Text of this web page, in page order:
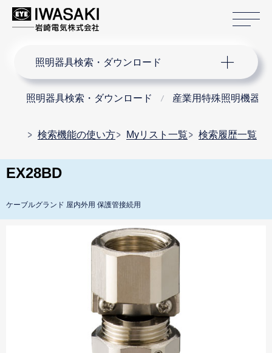
照明器具検索・ダウンロード
照明器具検索・ダウンロード 産業用特殊照明機器
検索機能の使い方 Myリスト一覧 検索履歴一覧
EX28BD
ケーブルグランド 屋内外用 保護管接続用